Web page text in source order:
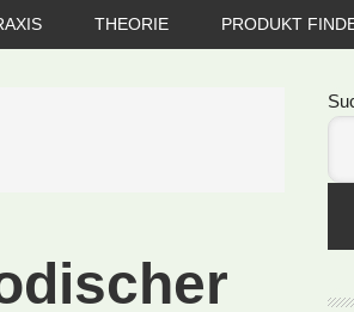
THEORIE PRODUKT